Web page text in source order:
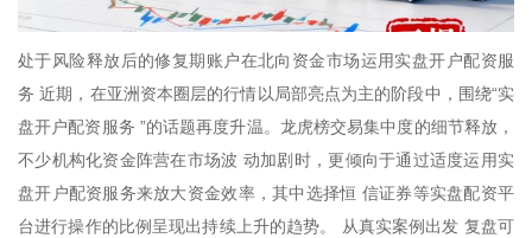
处于风险释放后的修复期账户在北向资金市场运用实盘开户配资服
务 近期，在亚洲资本圈层的行情以局部亮点为主的阶段中，围绕“实
盘开户配资服务 ”的话题再度升温。龙虎榜交易集中度的细节释放，
不少机构化资金阵营在市场波 动加剧时，更倾向于通过适度运用实
盘开户配资服务来放大资金效率，其中选择恒 信证券等实盘配资平
台进行操作的比例呈现出持续上升的趋势。 从真实案例出发 复盘可